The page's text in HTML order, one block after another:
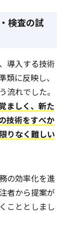
検査の試
導入する技術
に反映し、
流れでした。
ましく、新た
技術をすべか
りなく難しい
の効率化を進
者から提案が
こととしまし